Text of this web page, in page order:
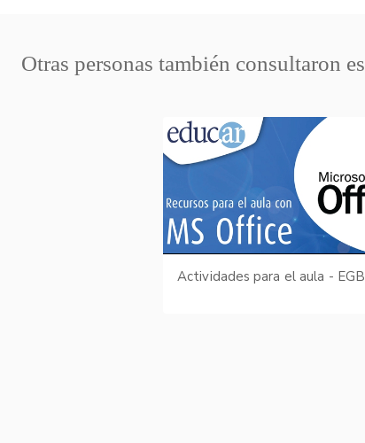
Otras personas también consultaron